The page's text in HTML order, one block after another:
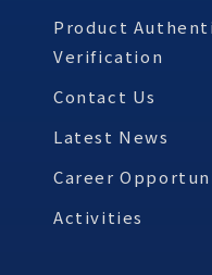
Product
Verification
Contact Us
Latest News
Career
Activities